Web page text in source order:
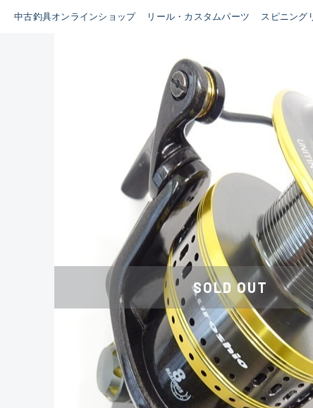
中古釣具オンラインショップ リール・カスタムパーツ スピニング
SOLD OUT